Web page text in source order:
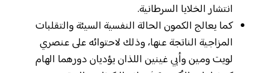
انتشار الخلايا السرطانية.
كما يعالج الكمون الحالة النفسية السيئة والتقلبات
المزاجية الناتجة عنها، وذلك لاحتوائه على عنصري
لويت ومين وأبي غينين اللذان يؤديان دورهما الهام